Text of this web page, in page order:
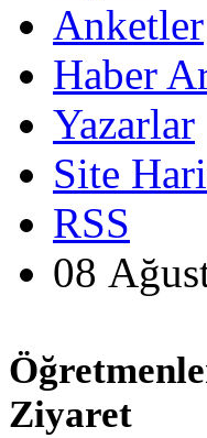
Anketler
Haber
Yazarlar
Site
RSS
08
Ziyaret